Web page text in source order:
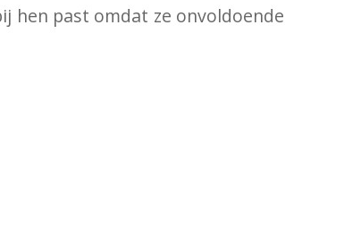
hen past omdat ze onvoldoende